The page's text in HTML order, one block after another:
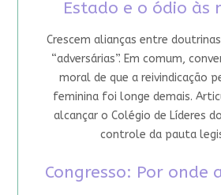
Estado e o ódio às
Crescem alianças entre
“adversárias”. Em comum,
moral de que a reivindicação
feminina foi longe demais.
alcançar o Colégio de Líderes
controle da pauta
Congresso: Por onde